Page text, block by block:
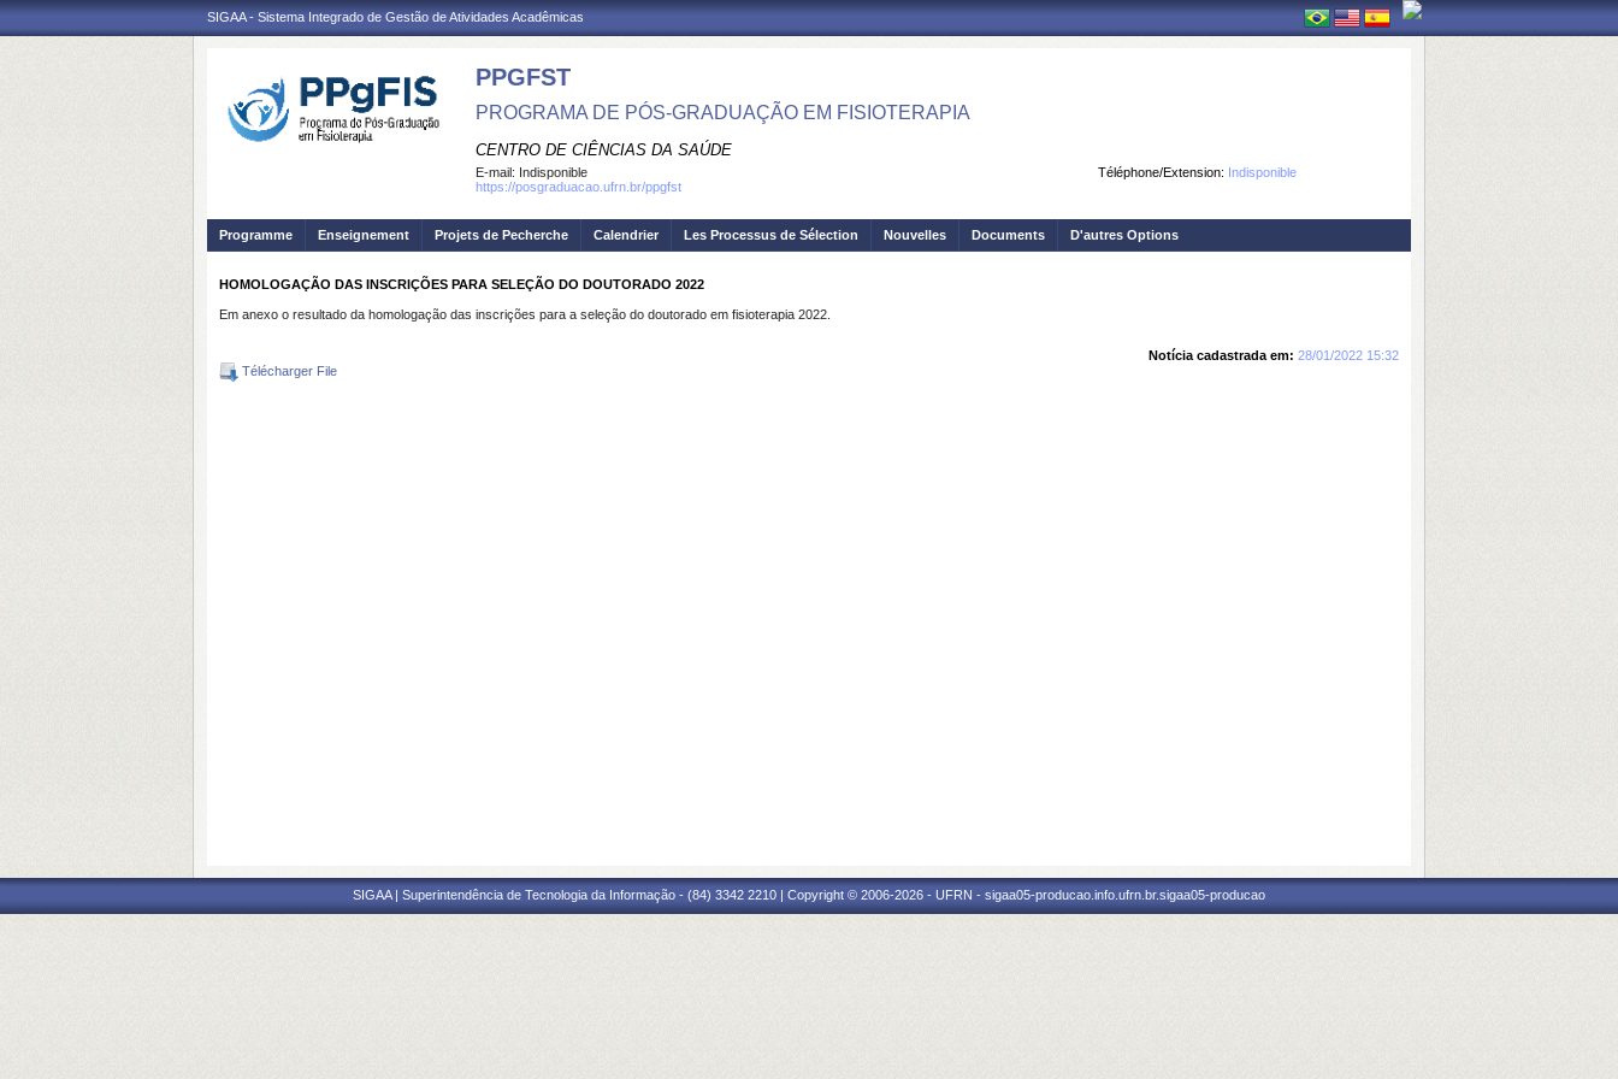
SIGAA - Sistema Integrado de Gestão de Atividades Acadêmicas
PPGFST
PROGRAMA DE PÓS-GRADUAÇÃO EM FISIOTERAPIA
CENTRO DE CIÊNCIAS DA SAÚDE
Téléphone/Extension: Indisponible
E-mail: Indisponible
https://posgraduacao.ufrn.br/ppgfst
Programme Enseignement Projets de Pecherche Calendrier Les Processus de Sélection Nouvelles Documents D'autres Options
HOMOLOGAÇÃO DAS INSCRIÇÕES PARA SELEÇÃO DO DOUTORADO 2022
Em anexo o resultado da homologação das inscrições para a seleção do doutorado em fisioterapia 2022.
Notícia cadastrada em: 28/01/2022 15:32
Télécharger File
SIGAA | Superintendência de Tecnologia da Informação - (84) 3342 2210 | Copyright © 2006-2026 - UFRN - sigaa05-producao.info.ufrn.br.sigaa05-producao